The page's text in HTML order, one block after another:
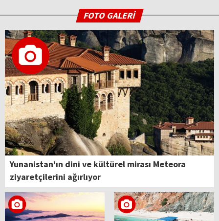
FOTO GALERİ
Yunanistan'ın dini ve kültürel mirası Meteora
ziyaretçilerini ağırlıyor